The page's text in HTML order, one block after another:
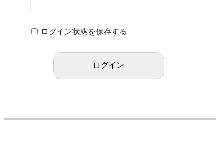
ログイン状態を保存する